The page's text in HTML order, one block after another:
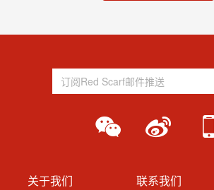
关于我们
联系我们